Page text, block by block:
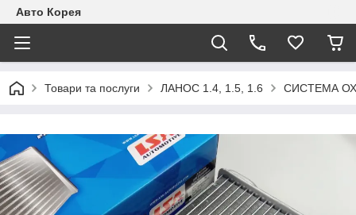
Авто Корея
Товари та послуги ЛАНОС 1.4, 1.5, 1.6 СИСТЕМА